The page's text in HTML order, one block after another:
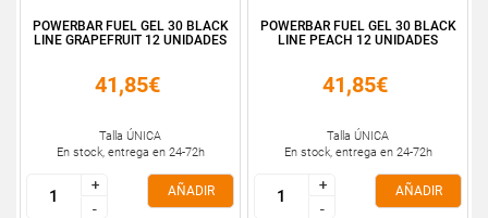
POWERBAR FUEL GEL 30 BLACK
LINE GRAPEFRUIT 12 UNIDADES
41,85€
Talla ÚNICA
En stock, entrega en 24-72h
+
-
+
-
AÑADIR
POWERBAR FUEL GEL 30 BLACK
LINE PEACH 12 UNIDADES
41,85€
Talla ÚNICA
En stock, entrega en 24-72h
+
-
+
-
AÑADIR